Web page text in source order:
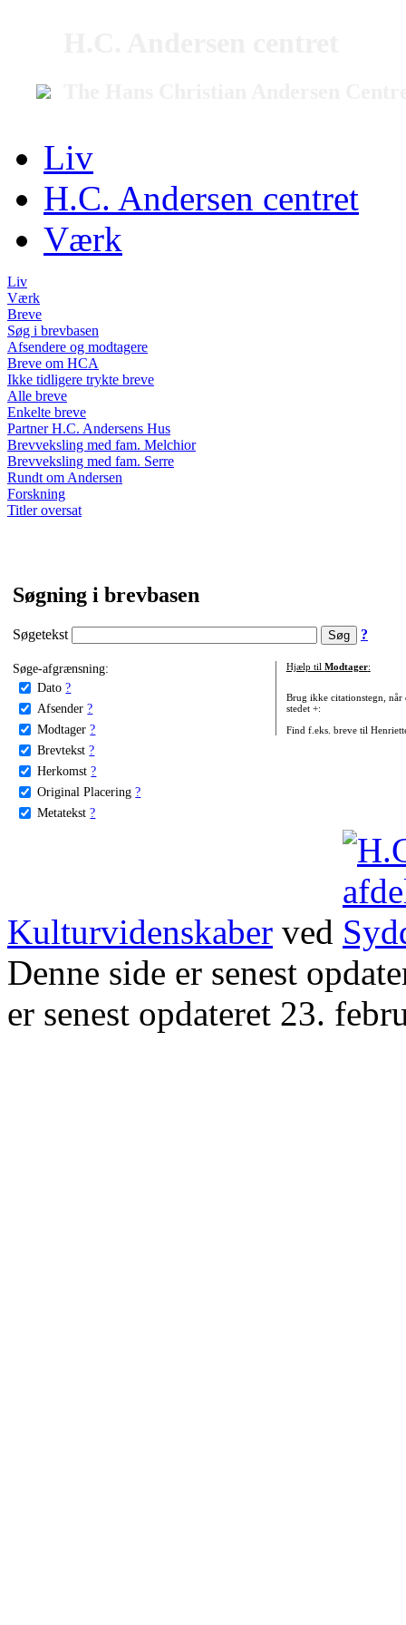
Liv
H.C. Andersen centret
Værk
Liv
Værk
Breve
Søg i brevbasen
Afsendere og modtagere
Breve om HCA
Ikke tidligere trykte breve
Alle breve
Enkelte breve
Partner H.C. Andersens Hus
Brevveksling med fam. Melchior
Brevveksling med fam. Serre
Rundt om Andersen
Forskning
Titler oversat
Søgning i brevbasen
Søgetekst ?
Søge-afgrænsning:
Dato ?
Afsender ?
Modtager ?
Brevtekst ?
Herkomst ?
Original Placering ?
Metatekst ?
Hjælp til Modtager:
Brug ikke citationstegn, når
stedet +:
Find f.eks. breve til
Kulturvidenskaber ved
Denne side er senest
er senest opdateret 23.